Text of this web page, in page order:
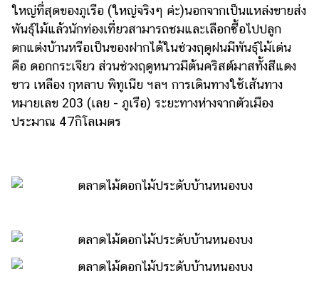
แอปฯ
กระปุก
คอร์ส
ออนไลน์
เลข
ออนไลน์
ใหญ่ที่สุดของภูเรือ (ใหญ่จริงๆ ค่ะ)นอกจากเป็นแหล่งขายส่ง
พันธุ์ไม้แล้วนักท่องเที่ยวสามารถชมและเลือกซื้อไปปลูก
ตกแต่งบ้านหรือเป็นของฝากได้ในช่วงฤดูฝนมีพันธุ์ไม้เด่น
คือ ดอกกระเจียว ส่วนช่วงฤดูหนาวมีต้นคริสต์มาสทั้งสีแดง
ขาว เหลือง กุหลาบ พิทูเนีย ฯลฯ การเดินทางใช้เส้นทาง
หมายเลข 203 (เลย - ภูเรือ) ระยะทางห่างจากตัวเมือง
ประมาณ 47กิโลเมตร